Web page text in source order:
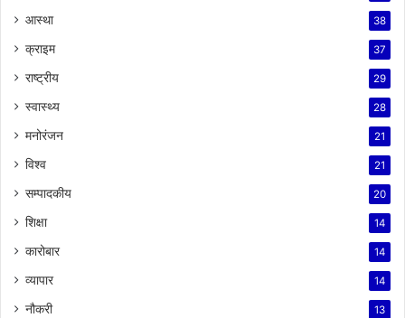
आस्था 38
क्राइम 37
राष्ट्रीय 29
स्वास्थ्य 28
मनोरंजन 21
विश्व 21
सम्पादकीय 20
शिक्षा 14
कारोबार 14
व्यापार 14
नौकरी 13